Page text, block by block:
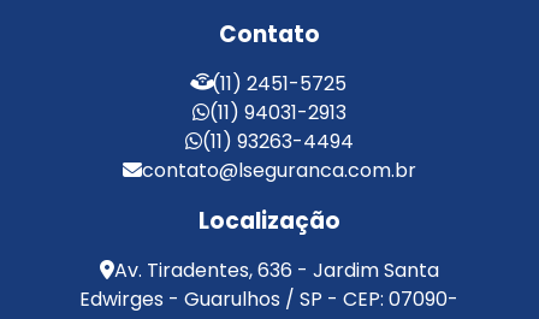
Serviços de Limpeza e Portaria
Terceirização de Facilities
Terceirização de Portaria
Zeladoria de Condomínios
Contato
(11) 2451-5725
(11) 94031-2913
(11) 93263-4494
contato@lseguranca.com.br
Localização
Av. Tiradentes, 636 - Jardim Santa
Edwirges - Guarulhos / SP - CEP: 07090-